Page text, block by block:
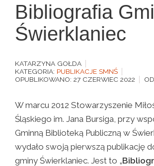
Bibliografia
Świerklaniec
KATARZYNA GOŁDA
KATEGORIA: PUBLIKACJE SMNŚ
OPUBLIKOWANO: 27 CZERWIEC 2022
W marcu 2012 Stowarzyszenie
Śląskiego im. Jana Bursiga, przy
Gminną Biblioteką Publiczną w
wydało swoją pierwszą publikację
gminy Świerklaniec. Jest to „